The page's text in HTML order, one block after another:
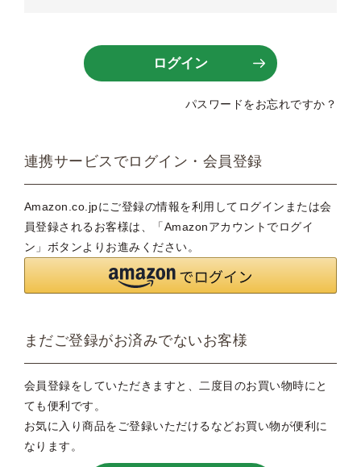
ログイン
パスワードをお忘れですか？
連携サービスでログイン・会員登録
Amazon.co.jpにご登録の情報を利用してログインまたは会
員登録されるお客様は、「Amazonアカウントでログイ
ン」ボタンよりお進みください。
まだご登録がお済みでないお客様
会員登録をしていただきますと、二度目のお買い物時にと
ても便利です。
お気に入り商品をご登録いただけるなどお買い物が便利に
なります。